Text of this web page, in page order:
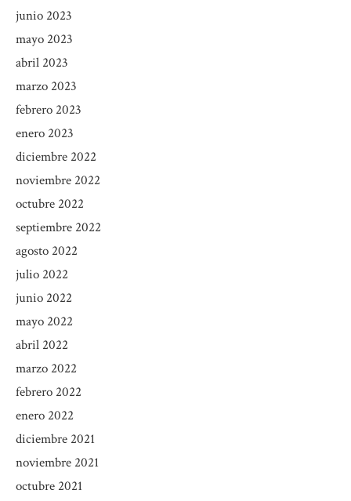
junio 2023
mayo 2023
abril 2023
marzo 2023
febrero 2023
enero 2023
diciembre 2022
noviembre 2022
octubre 2022
septiembre 2022
agosto 2022
julio 2022
junio 2022
mayo 2022
abril 2022
marzo 2022
febrero 2022
enero 2022
diciembre 2021
noviembre 2021
octubre 2021